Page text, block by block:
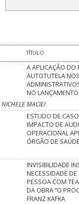
TÍTULO
A APLICAÇÃO DO
AUTOTUTELA
NO
NICHELE MACIEI
ESTUDO DE
IMPACTO DE
OPERACIONAL
ÓRGÃO DE
INVISIBILIDADE
NECESSIDADE
PESSOA COM
DA OBRA “O
FRANZ KAFKA